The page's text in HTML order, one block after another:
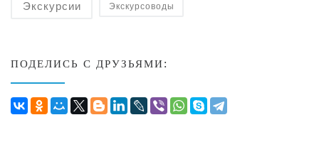
Экскурсии Экскурсоводы
ПОДЕЛИСЬ С ДРУЗЬЯМИ: